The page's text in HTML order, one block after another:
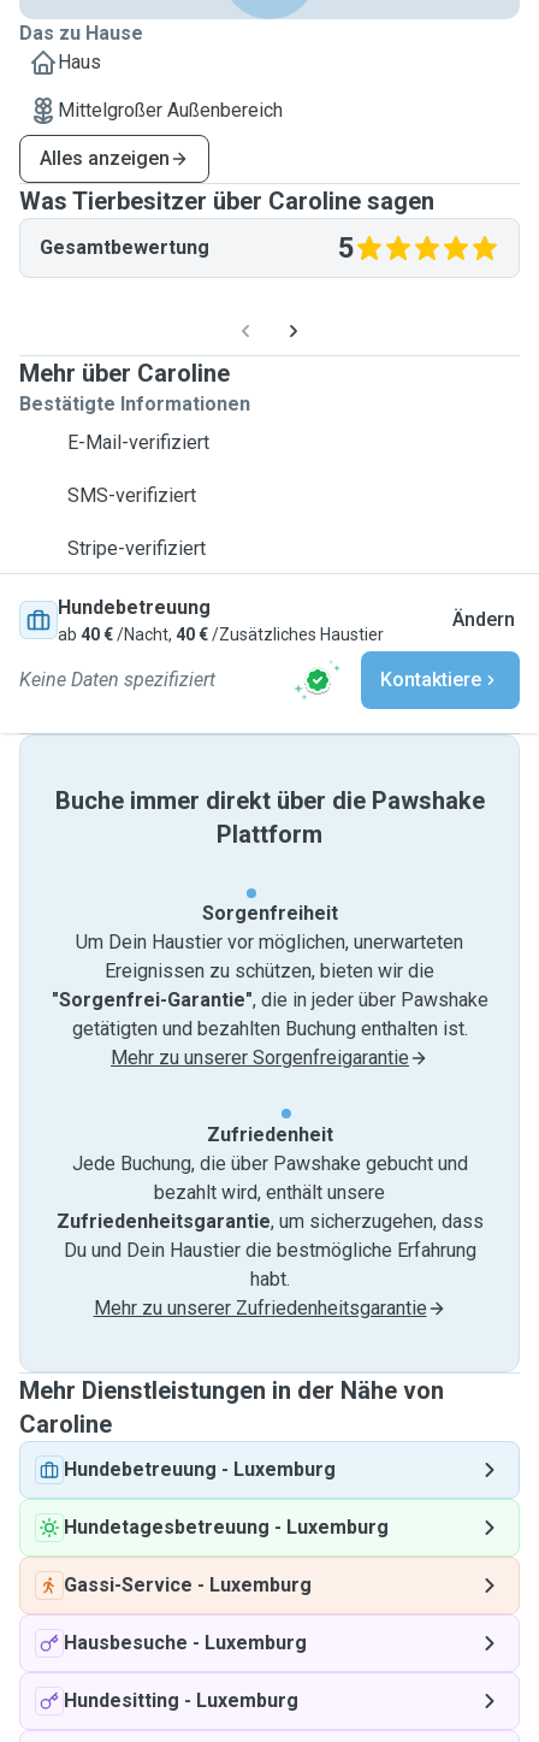
Das zu Hause
Haus
Mittelgroßer Außenbereich
Alles anzeigen
Was Tierbesitzer über Caroline sagen
Gesamtbewertung 5
Mehr über Caroline
Bestätigte Informationen
E-Mail-verifiziert
SMS-verifiziert
Stripe-verifiziert
Hundebetreuung
ab 40 €/Nacht, 40 €/Zusätzliches Haustier
Ändern
Keine Daten spezifiziert Kontaktiere
Buche immer direkt über die Pawshake
Plattform
Sorgenfreiheit
Um Dein Haustier vor möglichen, unerwarteten
Ereignissen zu schützen, bieten wir die
"Sorgenfrei-Garantie", die in jeder über Pawshake
getätigten und bezahlten Buchung enthalten ist.
Mehr zu unserer Sorgenfreigarantie
Zufriedenheit
Jede Buchung, die über Pawshake gebucht und
bezahlt wird, enthält unsere
Zufriedenheitsgarantie, um sicherzugehen, dass
Du und Dein Haustier die bestmögliche Erfahrung
habt.
Mehr zu unserer Zufriedenheitsgarantie
Mehr Dienstleistungen in der Nähe von
Caroline
Hundebetreuung - Luxemburg
Hundetagesbetreuung - Luxemburg
Gassi-Service - Luxemburg
Hausbesuche - Luxemburg
Hundesitting - Luxemburg